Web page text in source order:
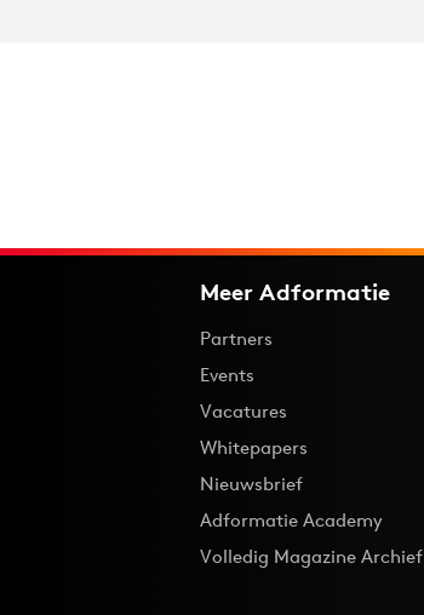
Meer Adformatie
Partners
Events
Vacatures
Whitepapers
Nieuwsbrief
Adformatie Academy
Volledig Magazine Archief